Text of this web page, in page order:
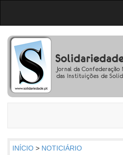
INÍCIO > NOTICIÁRIO